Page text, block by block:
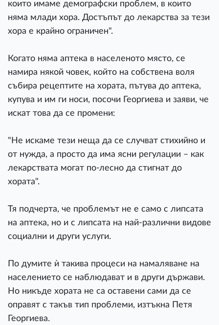
които имаме демографски проблем, в които
няма млади хора. Достъпът до лекарства за тези
хора е крайно ограничен".
Когато няма аптека в населеното място, се
намира някой човек, който на собствена воля
събира рецептите на хората, пътува до аптека,
купува и им ги носи, посочи Георгиева и заяви, че
искат това да се промени:
"Не искаме тези неща да се случват стихийно и
от нужда, а просто да има ясни регулации – как
лекарствата могат по-лесно да стигнат до
хората".
Тя подчерта, че проблемът не е само с липсата
на аптека, но и с липсата на най-различни видове
социални и други услуги.
По думите ѝ такива процеси на намаляване на
населението се наблюдават и в други държави.
Но никъде хората не са оставени сами да се
оправят с такъв тип проблеми, изтъкна Петя
Георгиева.